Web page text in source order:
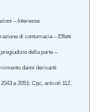
– Interesse
di contumacia – Effetti
della parte –
danni derivanti
e 2051; Cpc, articoli 112,